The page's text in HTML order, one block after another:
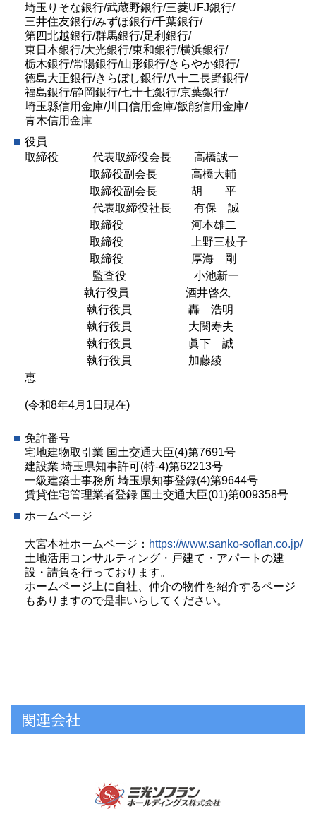
埼玉りそな銀行/武蔵野銀行/三菱UFJ銀行/
三井住友銀行/みずほ銀行/千葉銀行/
第四北越銀行/群馬銀行/足利銀行/
東日本銀行/大光銀行/東和銀行/横浜銀行/
栃木銀行/常陽銀行/山形銀行/きらやか銀行/
徳島大正銀行/きらぼし銀行/八十二長野銀行/
福島銀行/静岡銀行/七十七銀行/京葉銀行/
埼玉縣信用金庫/川口信用金庫/飯能信用金庫/
青木信用金庫
役員
取締役 代表取締役会長 高橋誠一
取締役副会長 高橋大輔
取締役副会長 胡 平
代表取締役社長 有保 誠
取締役 河本雄二
取締役 上野三枝子
取締役 厚海 剛
監査役 小池新一
執行役員 酒井啓久
執行役員 轟 浩明
執行役員 大関寿夫
執行役員 眞下 誠
執行役員 加藤綾
恵
(令和8年4月1日現在)
免許番号
宅地建物取引業 国土交通大臣(4)第7691号
建設業 埼玉県知事許可(特-4)第62213号
一級建築士事務所 埼玉県知事登録(4)第9644号
賃貸住宅管理業者登録 国土交通大臣(01)第009358号
ホームページ
大宮本社ホームページ： https://www.sanko-soflan.co.jp/
土地活用コンサルティング・戸建て・アパートの建
設・請負を行っております。
ホームページ上に自社、仲介の物件を紹介するページ
もありますので是非いらしてください。
関連会社